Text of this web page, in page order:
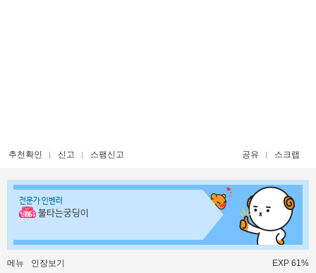
추천확인 신고 스팸신고 공유 스크랩
전문가 인벤러
불타는궁딩이
메뉴 인장보기 EXP 61%